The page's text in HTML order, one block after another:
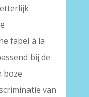
fabel à la
bij de
boze
van